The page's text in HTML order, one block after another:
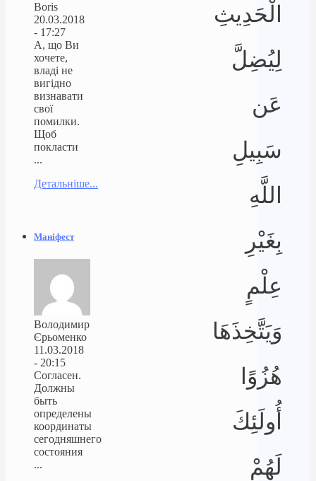
الْحَدِيثِ
لِيُضِلَّ
عَن
سَبِيلِ
اللَّهِ
بِغَيْرِ
عِلْمٍ
وَيَتَّخِذَهَا
هُزُوًا
أُولَئِكَ
لَهُمْ
Boris
20.03.2018
- 17:27
А, що Ви
хочете,
владі не
вигідно
визнавати
свої
помилки.
Щоб
покласти
...
Детальніше...
Маніфест
Володимир
Єрьоменко
11.03.2018
- 20:15
Согласен.
Должны
быть
определены
координаты
сегодняшнего
состояния
...